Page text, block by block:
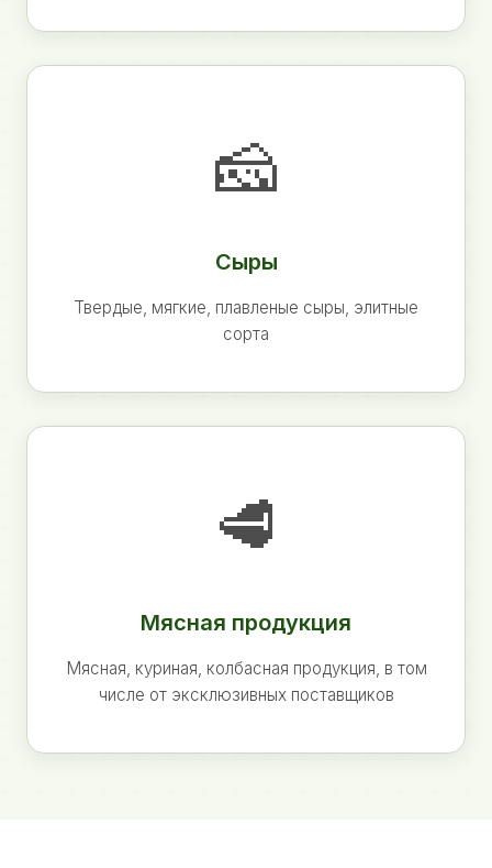
🧀
Сыры
Твердые, мягкие, плавленые сыры, элитные
сорта
🥩
Мясная продукция
Мясная, куриная, колбасная продукция, в том
числе от эксклюзивных поставщиков